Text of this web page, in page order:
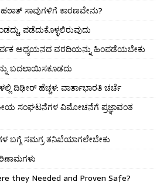
ಸಾವುಗಳಿಗೆ ಕಾರಣವೇನು?
ಪಡೆದುಕೊಳ್ಳಲಿರುವುದು
ಅಧ್ಯಯನದ ವರದಿಯನ್ನು ಹಿಂಪಡೆಯಬೇಕು
ಬದಲಾಯಿಸಕೂಡದು
ದಿಢೀರ್ ಹೆಚ್ಚಳ: ವಾರ್ತಾಭಾರತಿ ಚರ್ಚೆ
ಸಂಘಟನೆಗಳ ವಿಮೋಚನೆಗೆ ಪ್ರಜ್ಞಾವಂತ
ಬಗ್ಗೆ ಸಮಗ್ರ ತನಿಖೆಯಾಗಲೇಬೇಕು
they Needed and Proven Safe?